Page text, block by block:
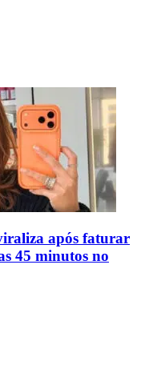
após faturar
45 minutos no